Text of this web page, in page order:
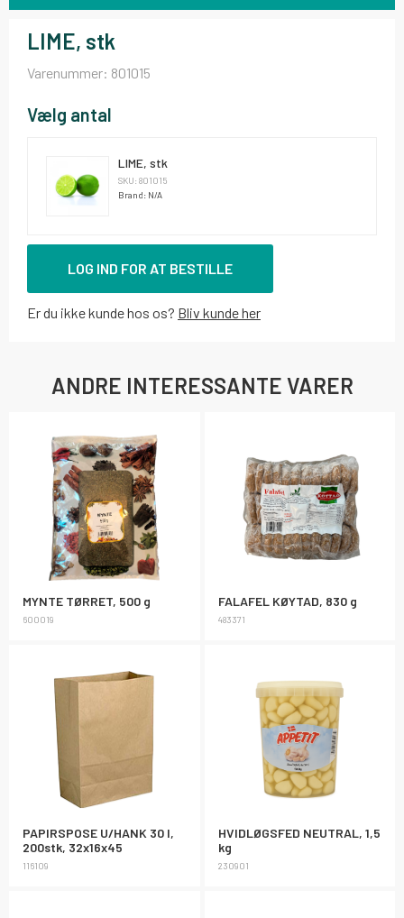
LIME, stk
Varenummer: 801015
Vælg antal
LIME, stk
SKU: 801015
Brand: N/A
LOG IND FOR AT BESTILLE
Er du ikke kunde hos os? Bliv kunde her
ANDRE INTERESSANTE VARER
MYNTE TØRRET, 500 g
600019
FALAFEL KØYTAD, 830 g
483371
PAPIRSPOSE U/HANK 30 l,
200stk, 32x16x45
116109
HVIDLØGSFED NEUTRAL, 1,5
kg
230901